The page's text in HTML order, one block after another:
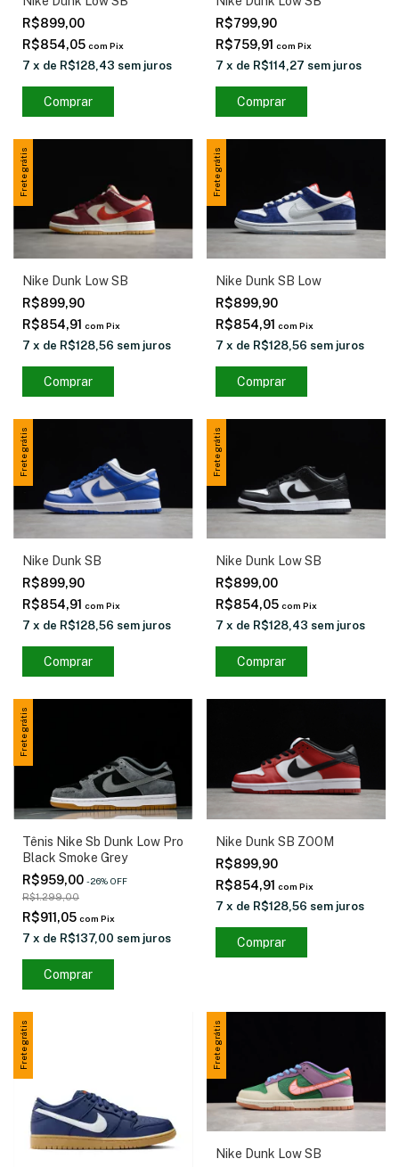
R$899,00
R$854,05 com Pix
7 x de R$128,43 sem juros
Comprar
R$799,90
R$759,91 com Pix
7 x de R$114,27 sem juros
Comprar
Frete grátis
Nike Dunk Low SB
R$899,90
R$854,91 com Pix
7 x de R$128,56 sem juros
Comprar
Frete grátis
Nike Dunk SB Low
R$899,90
R$854,91 com Pix
7 x de R$128,56 sem juros
Comprar
Frete grátis
Nike Dunk SB
R$899,90
R$854,91 com Pix
7 x de R$128,56 sem juros
Comprar
Frete grátis
Nike Dunk Low SB
R$899,00
R$854,05 com Pix
7 x de R$128,43 sem juros
Comprar
Frete grátis
Tênis Nike Sb Dunk Low Pro
Black Smoke Grey
R$959,00 -26% OFF
R$1.299,00
R$911,05 com Pix
7 x de R$137,00 sem juros
Comprar
Nike Dunk SB ZOOM
R$899,90
R$854,91 com Pix
7 x de R$128,56 sem juros
Comprar
Frete grátis Frete grátis
Nike Dunk Low SB